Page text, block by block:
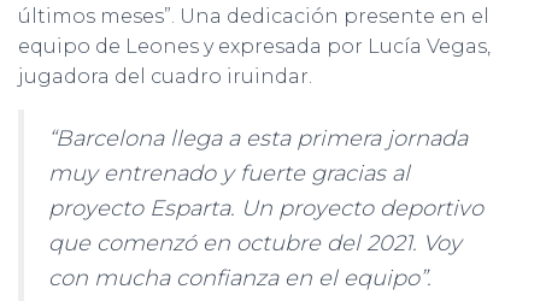
últimos meses”. Una dedicación presente en el
equipo de Leones y expresada por Lucía Vegas,
jugadora del cuadro iruindar.
“Barcelona llega a esta primera jornada
muy entrenado y fuerte gracias al
proyecto Esparta. Un proyecto deportivo
que comenzó en octubre del 2021. Voy
con mucha confianza en el equipo”.